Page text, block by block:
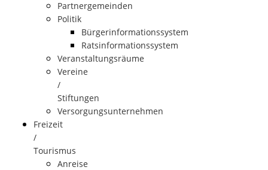
Partnergemeinden
Politik
Bürgerinformationssystem
Ratsinformationssystem
Veranstaltungsräume
Vereine
/
Stiftungen
Versorgungsunternehmen
Freizeit
/
Tourismus
Anreise